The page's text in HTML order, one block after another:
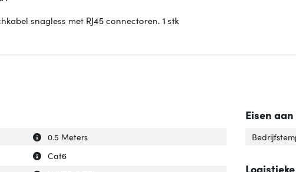
snagless met RJ45 connectoren. 1 stk
Uitleg over 'Snoerlengte'
Verberg uitleg over 'Snoerlengte'
0.5 Meters
Uitleg over 'Kabel standaard'
Verberg uitleg over 'Kabel standaard'
Cat6
Eisen